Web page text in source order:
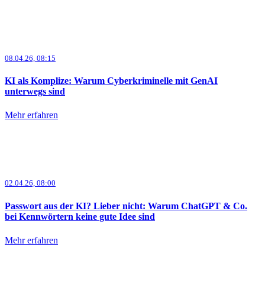
08.04.26, 08:15
KI als Komplize: Warum Cyberkriminelle mit GenAI
unterwegs sind
Mehr erfahren
02.04.26, 08:00
Passwort aus der KI? Lieber nicht: Warum ChatGPT & Co.
bei Kennwörtern keine gute Idee sind
Mehr erfahren